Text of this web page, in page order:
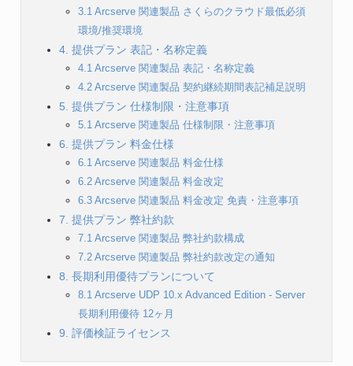
3.1 Arcserve 関連製品 さくらのクラウド最低必須
環境/推奨環境
4. 提供プラン 表記・名称定義
4.1 Arcserve 関連製品 表記・名称定義
4.2 Arcserve 関連製品 契約継続期間表記補足説明
5. 提供プラン 仕様制限・注意事項
5.1 Arcserve 関連製品 仕様制限・注意事項
6. 提供プラン 料金仕様
6.1 Arcserve 関連製品 料金仕様
6.2 Arcserve 関連製品 料金改定
6.3 Arcserve 関連製品 料金改定 免責・注意事項
7. 提供プラン 弊社約款
7.1 Arcserve 関連製品 弊社約款構成
7.2 Arcserve 関連製品 弊社約款改定の通知
8. 長期利用優待プランについて
8.1 Arcserve UDP 10.x Advanced Edition - Server
長期利用優待 12ヶ月
9. 評価検証ライセンス